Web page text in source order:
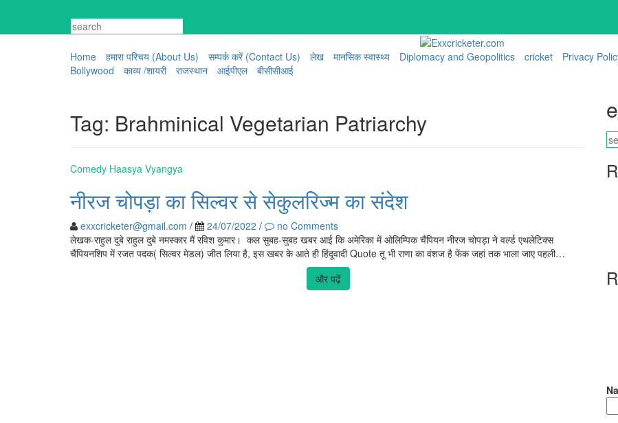
content
Home
हमारा परिचय (About Us) सम्पर्क करें (Contact Us) लेख मानसिक स्वास्थ्य Diplomacy and Geopolitics cricket Privacy
Bollywood
काव्य /शायरी राजस्थान आईपीएल बीसीसीआई
Tag: Brahminical Vegetarian Patriarchy
Comedy Haasya Vyangya
नीरज चोपड़ा का सिल्वर से सेकुलरिज्म का संदेश
exxcricketer@gmail.com / 24/07/2022 /
no Comments
लेखक-राहुल दुबे राहुल दुबे नमस्कार मैं रविश कुमार। कल सुबह-सुबह खबर आई कि अमेरिका में ओलिम्पिक चैंपियन नीरज चोपड़ा ने वर्ल्ड एथलेटिक्स
चैंपियनशिप में रजत पदक( सिल्वर मेडल) जीत लिया है, इस खबर के आते ही हिंदूवादी Quote तू भी राणा का वंशज है फेंक जहां तक भाला जाए पहली…
और पढ़ें